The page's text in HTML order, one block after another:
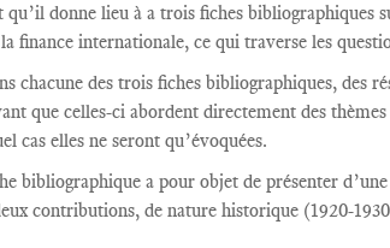
donne lieu à a trois fiches bibliographiques
finance internationale, ce qui traverse les
chacune des trois fiches bibliographiques, des
que celles-ci abordent directement des
cas elles ne seront qu’évoquées.
bibliographique a pour objet de présenter
contributions, de nature historique (1920-